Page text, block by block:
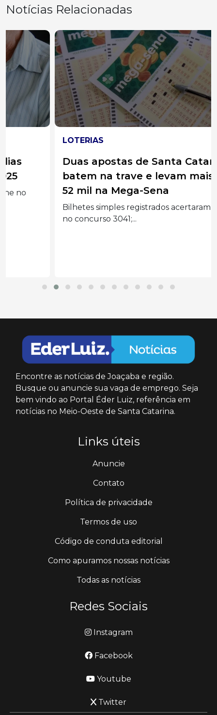
Notícias Relacionadas
Duas apostas de Santa Catarina
batem na trave e levam mais de R$
52 mil na Mega-Sena
Bilhetes simples registrados acertaram a quina
no concurso 3041;...
Encontre as notícias de Joaçaba e região.
Busque ou anuncie sua vaga de emprego. Seja
bem vindo ao Portal Éder Luiz, referência em
notícias no Meio-Oeste de Santa Catarina.
Links úteis
Anuncie
Contato
Política de privacidade
Termos de uso
Código de conduta editorial
Como apuramos nossas notícias
Todas as notícias
Redes Sociais
Instagram
Facebook
Youtube
Twitter